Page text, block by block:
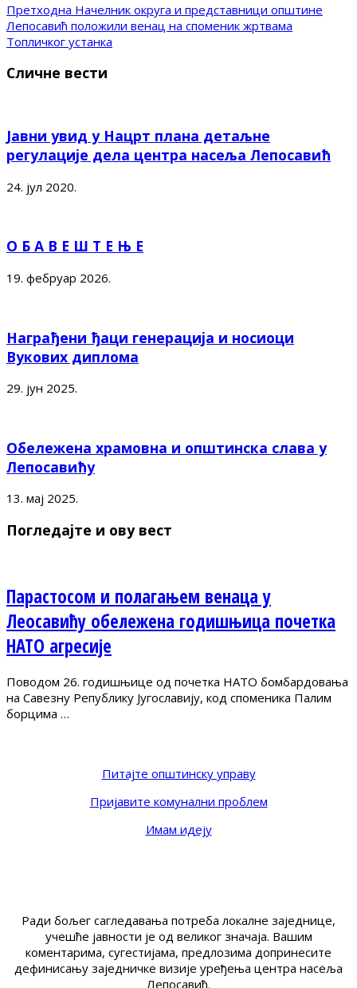
Претходна Начелник округа и представници општине
Лепосавић положили венац на споменик жртвама
Топличког устанка
Сличне вести
Јавни увид у Нацрт плана детаљне
регулације дела центра насеља Лепосавић
24. јул 2020.
О Б А В Е Ш Т Е Њ Е
19. фебруар 2026.
Награђени ђаци генерација и носиоци
Вукових диплома
29. јун 2025.
Обележена храмовна и општинска слава у
Лепосавићу
13. мај 2025.
Погледајте и ову вест
Парастосом и полагањем венаца у
Леосавићу обележена годишњица почетка
НАТО агресије
Поводом 26. годишњице од почетка НАТО бомбардовања
на Савезну Републику Југославију, код споменика Палим
борцима …
Питајте општинску управу
Пријавите комунални проблем
Имам идеју
Ради бољег сагледавања потреба локалне заједнице,
учешће јавности је од великог значаја. Вашим
коментарима, сугестијама, предлозима допринесите
дефинисању заједничке визије уређења центра насеља
Лепосавић.